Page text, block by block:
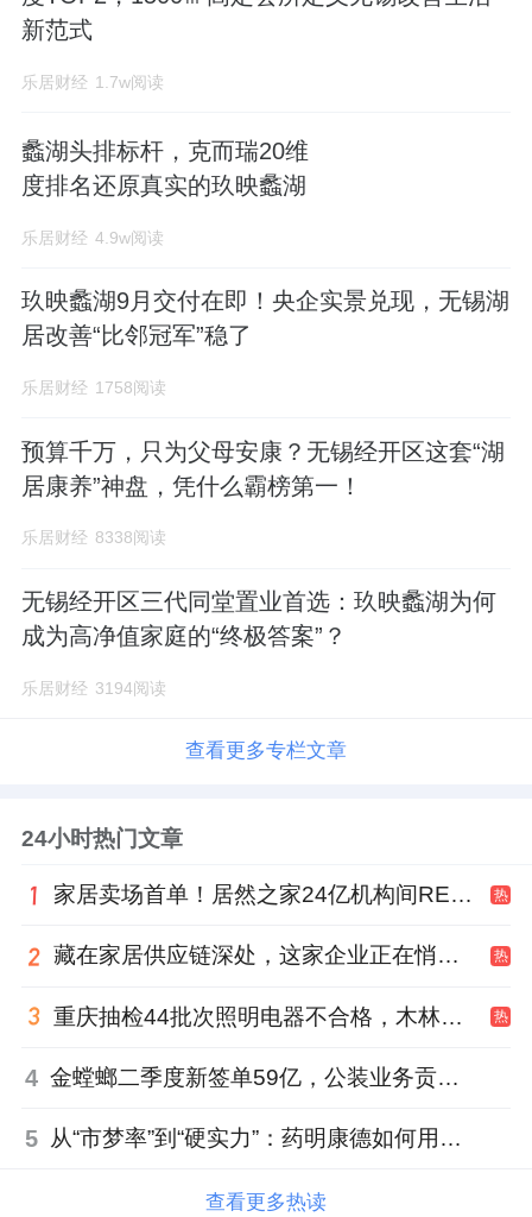
新范式
乐居财经 1.7w阅读
蠡湖头排标杆，克而瑞20维
度排名还原真实的玖映蠡湖
乐居财经 4.9w阅读
玖映蠡湖9月交付在即！央企实景兑现，无锡湖
居改善“比邻冠军”稳了
乐居财经 1758阅读
预算千万，只为父母安康？无锡经开区这套“湖
居康养”神盘，凭什么霸榜第一！
乐居财经 8338阅读
无锡经开区三代同堂置业首选：玖映蠡湖为何
成为高净值家庭的“终极答案”？
乐居财经 3194阅读
查看更多专栏文章
24小时热门文章
家居卖场首单！居然之家24亿机构间REITs获深交所无异议函 热
藏在家居供应链深处，这家企业正在悄悄转型 热
重庆抽检44批次照明电器不合格，木林森全资子公司被点名 热
4 金螳螂二季度新签单59亿，公装业务贡献逾八成
5 从“市梦率”到“硬实力”：药明康德如何用业绩填平2021年估值鸿沟？
查看更多热读